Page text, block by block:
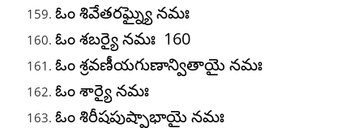
ఓం శివేతరఘ్న్యై నమః
ఓం శబర్యై నమః 160
ఓం శ్రవణీయగుణాన్వితాయై నమః
ఓం శార్యై నమః
ఓం శిరీషపుష్పాభాయై నమః